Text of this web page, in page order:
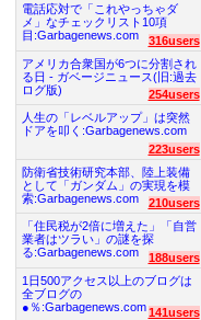
電話応対で「これやっちゃダ
メ」なチェックリスト10項
目:Garbagenews.com
316users
アメリカ合衆国が6つに分割され
る日 - ガベージニュース(旧:過去
ログ版)
254users
人生の「レベルアップ」は突然
ドアを叩く:Garbagenews.com
223users
防衛省技術研究本部、陸上装備
として「ガンダム」の実現を模
索:Garbagenews.com
210users
「住民税が2倍に増えた」「自営
業者はツラい」の謎を探
る:Garbagenews.com
188users
1日500アクセス以上のブログは
全ブログの
●％:Garbagenews.com 141users